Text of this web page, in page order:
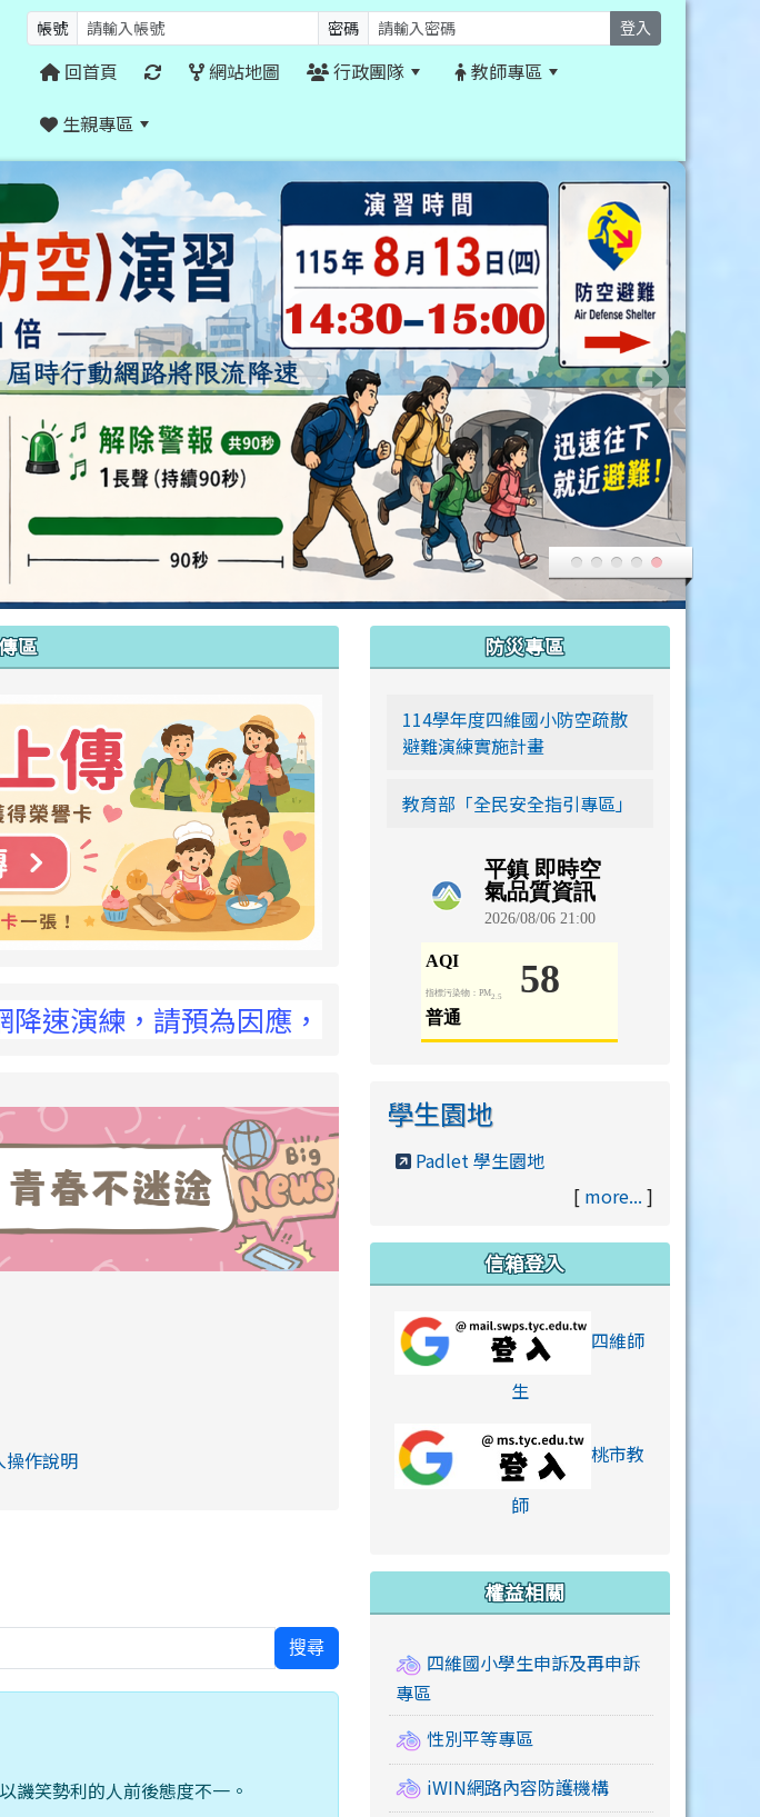
帳號 密碼 登入
回首頁 網站地圖 行政團隊
教師專區
生親專區
區
link to https://siwei-family.work-
請預為因應，詳洽NCC官網
to https://eliteracy.edu.tw/Shorts/xiaohongshu.html
Shorts/xiaohongshu.html
操作說明
to https://eliteracy.edu.tw/Shorts/xiaohongshu.html
搜尋
譏笑勢利的人前後態度不一。
防災專區
114學年度四維國小防空疏散
避難演練實施計畫
教育部「全民安全指引專區」
學生園地
Padlet 學生園地
[ more... ]
信箱登入
四維師
生link to https://
桃市教
師link to https://
權益相關
四維國小學生申訴及再申訴
專區
性別平等專區
iWIN網路內容防護機構